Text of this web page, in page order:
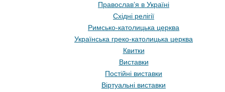
Православ’я в Україні
Східні релігії
Римсько-католицька церква
Українська греко-католицька церква
Квитки
Виставки
Постійні виставки
Віртуальні виставки